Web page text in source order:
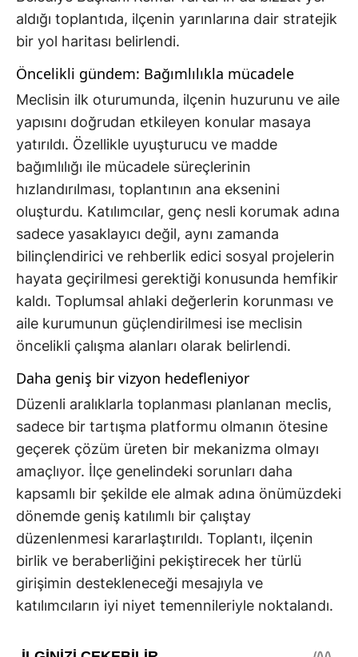
aldığı toplantıda, ilçenin yarınlarına dair stratejik
bir yol haritası belirlendi.
Öncelikli gündem: Bağımlılıkla mücadele
Meclisin ilk oturumunda, ilçenin huzurunu ve aile
yapısını doğrudan etkileyen konular masaya
yatırıldı. Özellikle uyuşturucu ve madde
bağımlılığı ile mücadele süreçlerinin
hızlandırılması, toplantının ana eksenini
oluşturdu. Katılımcılar, genç nesli korumak adına
sadece yasaklayıcı değil, aynı zamanda
bilinçlendirici ve rehberlik edici sosyal projelerin
hayata geçirilmesi gerektiği konusunda hemfikir
kaldı. Toplumsal ahlaki değerlerin korunması ve
aile kurumunun güçlendirilmesi ise meclisin
öncelikli çalışma alanları olarak belirlendi.
Daha geniş bir vizyon hedefleniyor
Düzenli aralıklarla toplanması planlanan meclis,
sadece bir tartışma platformu olmanın ötesine
geçerek çözüm üreten bir mekanizma olmayı
amaçlıyor. İlçe genelindeki sorunları daha
kapsamlı bir şekilde ele almak adına önümüzdeki
dönemde geniş katılımlı bir çalıştay
düzenlenmesi kararlaştırıldı. Toplantı, ilçenin
birlik ve beraberliğini pekiştirecek her türlü
girişimin destekleneceği mesajıyla ve
katılımcıların iyi niyet temennileriyle noktalandı.